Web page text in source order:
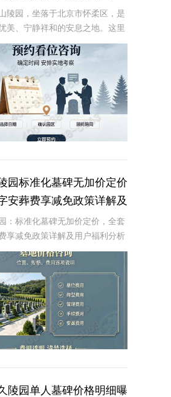
陵园，坐落于北京市怀柔区，是
美、宁静祥和的安息之地。这里
天独厚的自然环境，还以其独特
墓碑设计，为逝者提供一个安静
宿。近期，陵园推出了一项限时
园标准化墓碑无加价定价
安葬费享减免政策详解及
分析
：标准化墓碑无加价定价，全套
享减免政策详解及用户福利分析
墓电话:400-838-5063在现代社
死亡和身后事的规划越来越重
陵园作为一家专业的陵园服
陵园单人墓碑价格明细曝